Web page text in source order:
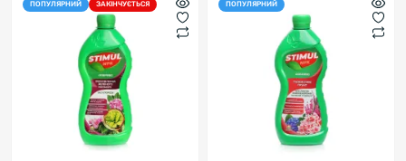
ПОПУЛЯРНИЙ ЗАКІНЧУЄТЬСЯ ПОПУЛЯРНИЙ